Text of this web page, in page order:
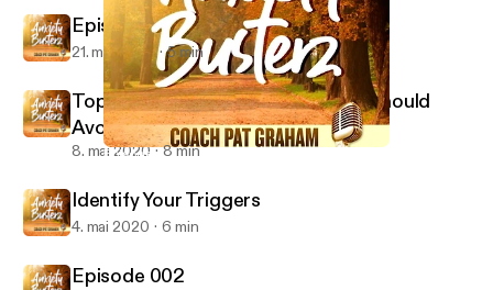
Episode 002
Episode 4 Don't Feed the Monkey
21. mai 2020 5 min
Top Ten Foods Anxiety Sufferers Should
Avoid
8. mai 2020 8 min
Identify Your Triggers
4. mai 2020 6 min
Episode 002